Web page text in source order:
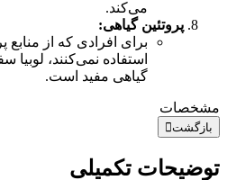
می‌کند.
پروتئین گیاهی:
برای افرادی که از منابع
استفاده نمی‌کنند، لوبیا
گیاهی مفید است.
مشخصات
بازگشت
توضیحات تکمیلی